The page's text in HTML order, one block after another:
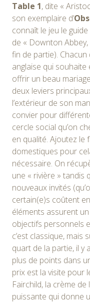
Table 1, dite «
son exemplaire d’
connaît le jeu le
de « Downton
fin de partie).
anglaise qui souhaite
offrir un beau
deux leviers
l’extérieur de son
convier pour
cercle social qu’on
en qualité. Ajoutez le
domestiques pour
nécessaire. On
une « rivière » tandis
nouveaux invités
certain(e)s coûtent
éléments assurent
objectifs personnels
c’est classique,
quart de la partie, il y
plus de points dans
prix est la visite pour
Fairchild, la crème
puissante qui donne